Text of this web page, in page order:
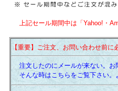
上記セール期間中は「Yahoo!・
【重要】ご注文、お問い合わせ前に
注文したのにメールが来ない。お
そんな時はこちらをご覧下さい。